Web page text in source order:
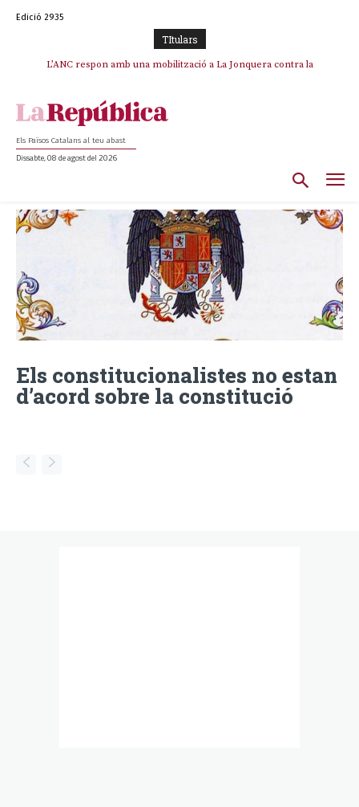
Edició 2935
TItulars
L’ANC respon amb una mobilització a La Jonquera contra la
Els Països Catalans al teu abast
Dissabte, 08 de agost del 2026
Els constitucionalistes no estan
d’acord sobre la constitució